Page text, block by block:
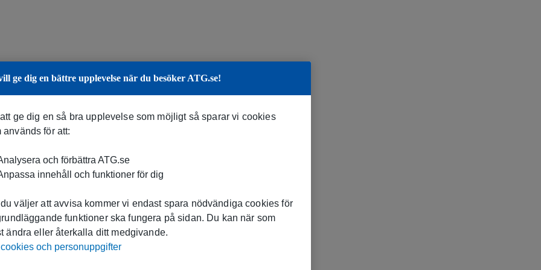
ge dig en bättre upplevelse när du besöker ATG.se!
ge dig en så bra upplevelse som möjligt så sparar vi cookies
används för att:
och förbättra ATG.se
innehåll och funktioner för dig
väljer att avvisa kommer vi endast spara nödvändiga cookies för
funktioner ska fungera på sidan. Du kan när som
ändra eller återkalla ditt medgivande.
och personuppgifter